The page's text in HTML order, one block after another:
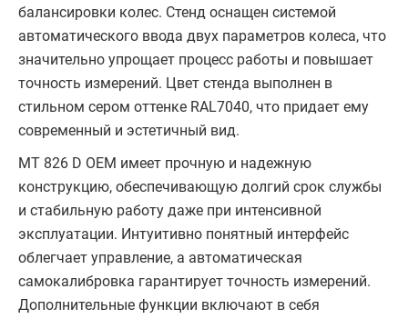
балансировки колес. Стенд оснащен системой
автоматического ввода двух параметров колеса, что
значительно упрощает процесс работы и повышает
точность измерений. Цвет стенда выполнен в
стильном сером оттенке RAL7040, что придает ему
современный и эстетичный вид.
MT 826 D OEM имеет прочную и надежную
конструкцию, обеспечивающую долгий срок службы
и стабильную работу даже при интенсивной
эксплуатации. Интуитивно понятный интерфейс
облегчает управление, а автоматическая
самокалибровка гарантирует точность измерений.
Дополнительные функции включают в себя